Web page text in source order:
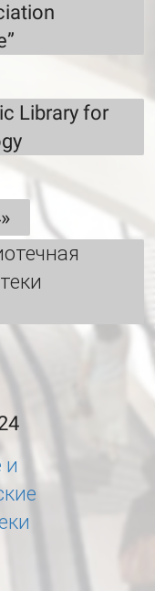
Library for
и